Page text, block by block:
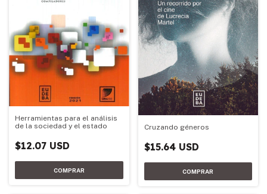
Herramientas para el análisis
de la sociedad y el estado
$12.07 USD
Cruzando géneros
$15.64 USD